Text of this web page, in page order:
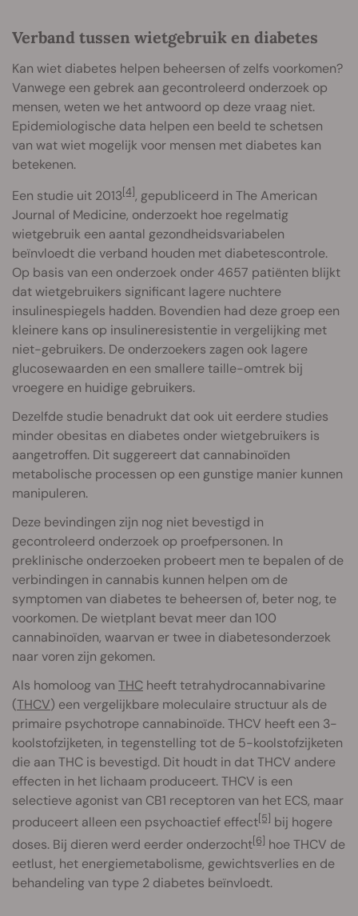
Verband tussen wietgebruik en diabetes
Kan wiet diabetes helpen beheersen of zelfs voorkomen?
Vanwege een gebrek aan gecontroleerd onderzoek op
mensen, weten we het antwoord op deze vraag niet.
Epidemiologische data helpen een beeld te schetsen
van wat wiet mogelijk voor mensen met diabetes kan
betekenen.
Een studie uit 2013[4], gepubliceerd in The American
Journal of Medicine, onderzoekt hoe regelmatig
wietgebruik een aantal gezondheidsvariabelen
beïnvloedt die verband houden met diabetescontrole.
Op basis van een onderzoek onder 4657 patiënten blijkt
dat wietgebruikers significant lagere nuchtere
insulinespiegels hadden. Bovendien had deze groep een
kleinere kans op insulineresistentie in vergelijking met
niet-gebruikers. De onderzoekers zagen ook lagere
glucosewaarden en een smallere taille-omtrek bij
vroegere en huidige gebruikers.
Dezelfde studie benadrukt dat ook uit eerdere studies
minder obesitas en diabetes onder wietgebruikers is
aangetroffen. Dit suggereert dat cannabinoïden
metabolische processen op een gunstige manier kunnen
manipuleren.
Deze bevindingen zijn nog niet bevestigd in
gecontroleerd onderzoek op proefpersonen. In
preklinische onderzoeken probeert men te bepalen of de
verbindingen in cannabis kunnen helpen om de
symptomen van diabetes te beheersen of, beter nog, te
voorkomen. De wietplant bevat meer dan 100
cannabinoïden, waarvan er twee in diabetesonderzoek
naar voren zijn gekomen.
Als homoloog van THC heeft tetrahydrocannabivarine
(THCV) een vergelijkbare moleculaire structuur als de
primaire psychotrope cannabinoïde. THCV heeft een 3-
koolstofzijketen, in tegenstelling tot de 5-koolstofzijketen
die aan THC is bevestigd. Dit houdt in dat THCV andere
effecten in het lichaam produceert. THCV is een
selectieve agonist van CB1 receptoren van het ECS, maar
produceert alleen een psychoactief effect[5] bij hogere
doses. Bij dieren werd eerder onderzocht[6] hoe THCV de
eetlust, het energiemetabolisme, gewichtsverlies en de
behandeling van type 2 diabetes beïnvloedt.